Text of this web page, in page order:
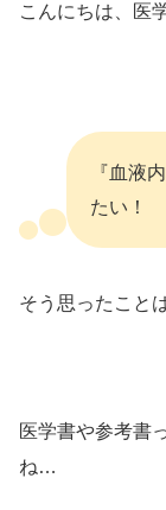
こんにちは、医
『血液
たい！
そう思ったこと
医学書や参考書
ね…